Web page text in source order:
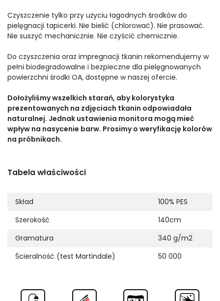
Czyszczenie tylko przy użyciu łagodnych środków do
pielęgnacji tapicerki. Nie bielić (chlorować). Nie prasować.
Nie suszyć mechanicznie. Nie czyścić chemicznie.
Do czyszczenia oraz impregnacji tkanin rekomendujemy w
pełni biodegradowalne i bezpieczne dla pielęgnowanych
powierzchni środki OA, dostępne w naszej ofercie.
Dołożyliśmy wszelkich starań, aby kolorystyka
prezentowanych na zdjęciach tkanin odpowiadała
naturalnej. Jednak ustawienia monitora mogą mieć
wpływ na nasycenie barw. Prosimy o weryfikację kolorów
na próbnikach.
Tabela właściwości
Skład
100% PES
Szerokość
140cm
Gramatura
340 g/m2
Ścieralność (test Martindale)
50 000